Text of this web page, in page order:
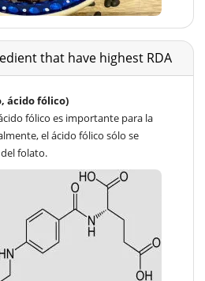
that have highest RDA
ácido fólico)
fólico es importante para la
el ácido fólico sólo se
folato.